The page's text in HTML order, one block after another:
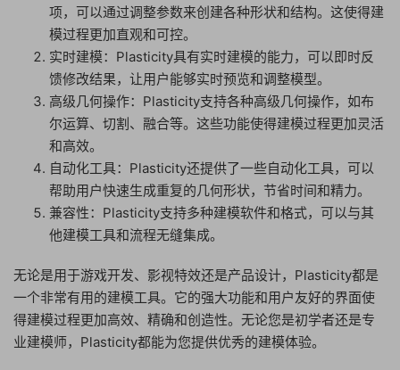
项，可以通过调整参数来创建各种形状和结构。这使得建
模过程更加直观和可控。
实时建模：Plasticity具有实时建模的能力，可以即时反
馈修改结果，让用户能够实时预览和调整模型。
高级几何操作：Plasticity支持各种高级几何操作，如布
尔运算、切割、融合等。这些功能使得建模过程更加灵活
和高效。
自动化工具：Plasticity还提供了一些自动化工具，可以
帮助用户快速生成重复的几何形状，节省时间和精力。
兼容性：Plasticity支持多种建模软件和格式，可以与其
他建模工具和流程无缝集成。
无论是用于游戏开发、影视特效还是产品设计，Plasticity都是
一个非常有用的建模工具。它的强大功能和用户友好的界面使
得建模过程更加高效、精确和创造性。无论您是初学者还是专
业建模师，Plasticity都能为您提供优秀的建模体验。